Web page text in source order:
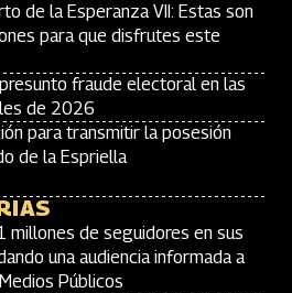
de la Esperanza VII: Estas son
para que disfrutes este
fraude electoral en las
de 2026
para transmitir la posesión
de la Espriella
millones de seguidores en sus
una audiencia informada a
Públicos